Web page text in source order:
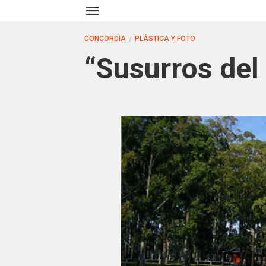
CONCORDIA PLÁSTICA Y FOTO
“Susurros del